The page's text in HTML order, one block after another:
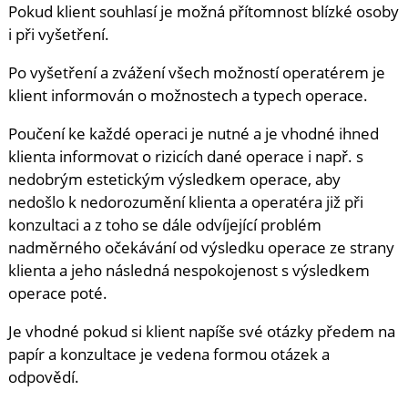
Pokud klient souhlasí je možná přítomnost blízké osoby
i při vyšetření.
Po vyšetření a zvážení všech možností operatérem je
klient informován o možnostech a typech operace.
Poučení ke každé operaci je nutné a je vhodné ihned
klienta informovat o rizicích dané operace i např. s
nedobrým estetickým výsledkem operace, aby
nedošlo k nedorozumění klienta a operatéra již při
konzultaci a z toho se dále odvíjející problém
nadměrného očekávání od výsledku operace ze strany
klienta a jeho následná nespokojenost s výsledkem
operace poté.
Je vhodné pokud si klient napíše své otázky předem na
papír a konzultace je vedena formou otázek a
odpovědí.